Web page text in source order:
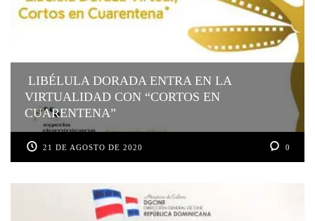
LIBÉLULA DORADA ENTRA EN LA
VIRTUALIDAD CON “CORTOS EN
CUARENTENA”
21 DE AGOSTO DE 2020 0